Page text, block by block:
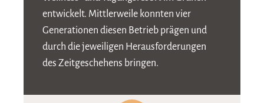
entwickelt. Mittlerweile konnten vier
Generationen diesen Betrieb prägen und
durch die jeweiligen Herausforderungen
des Zeitgeschehens bringen.